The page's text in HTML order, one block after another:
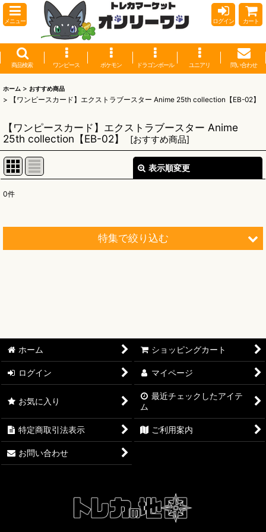
メニュー ログイン カート
商品検索 ワンピース ポケモン ドラゴンボール ユニアリ 問い合わせ
ホーム > おすすめ商品
> 【ワンピースカード】エクストラブースター Anime 25th collection【EB-02】
【ワンピースカード】エクストラブースター Anime
25th collection【EB-02】
[おすすめ商品]
表示順変更
0件
特集で絞り込む
【ワンピースカード】ブースターパック 決戦の刻【OP-16】
【ワンピースカード】ブースターパック 神の島の冒険【OP-
【ワンピースカード】エクストラブースター EGGHEAD
CRISIS【EB-04】
【ワンピースカード】ブースターパック 蒼海の七傑【OP-14】
【ワンピースカード】ブースターパック 受け継がれる意志
ホーム ショッピングカート
ログイン マイページ
お気に入り
最近チェックしたアイテ
ム
特定商取引法表示 ご利用案内
お問い合わせ